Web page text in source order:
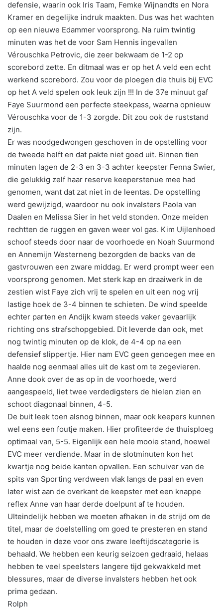
defensie, waarin ook Iris Taam, Femke Wijnandts en Nora
Kramer en degelijke indruk maakten. Dus was het wachten
op een nieuwe Edammer voorsprong. Na ruim twintig
minuten was het de voor Sam Hennis ingevallen
Vérouschka Petrovic, die zeer bekwaam de 1-2 op
scorebord zette. En ditmaal was er op het A veld een echt
werkend scorebord. Zou voor de ploegen die thuis bij EVC
op het A veld spelen ook leuk zijn !!! In de 37e minuut gaf
Faye Suurmond een perfecte steekpass, waarna opnieuw
Vérouschka voor de 1-3 zorgde. Dit zou ook de ruststand
zijn.
Er was noodgedwongen geschoven in de opstelling voor
de tweede helft en dat pakte niet goed uit. Binnen tien
minuten lagen de 2-3 en 3-3 achter keepster Fenna Swier,
die gelukkig zelf haar reserve keeperstenue mee had
genomen, want dat zat niet in de leentas. De opstelling
werd gewijzigd, waardoor nu ook invalsters Paola van
Daalen en Melissa Sier in het veld stonden. Onze meiden
rechtten de ruggen en gaven weer vol gas. Kim Uijlenhoed
schoof steeds door naar de voorhoede en Noah Suurmond
en Annemijn Westerneng bezorgden de backs van de
gastvrouwen een zware middag. Er werd prompt weer een
voorsprong genomen. Met sterk kap en draaiwerk in de
zestien wist Faye zich vrij te spelen en uit een nog vrij
lastige hoek de 3-4 binnen te schieten. De wind speelde
echter parten en Andijk kwam steeds vaker gevaarlijk
richting ons strafschopgebied. Dit leverde dan ook, met
nog twintig minuten op de klok, de 4-4 op na een
defensief slippertje. Hier nam EVC geen genoegen mee en
haalde nog eenmaal alles uit de kast om te zegevieren.
Anne dook over de as op in de voorhoede, werd
aangespeeld, liet twee verdedigsters de hielen zien en
schoot diagonaal binnen, 4-5.
De buit leek toen alsnog binnen, maar ook keepers kunnen
wel eens een foutje maken. Hier profiteerde de thuisploeg
optimaal van, 5-5. Eigenlijk een hele mooie stand, hoewel
EVC meer verdiende. Maar in de slotminuten kon het
kwartje nog beide kanten opvallen. Een schuiver van de
spits van Sporting verdween vlak langs de paal en even
later wist aan de overkant de keepster met een knappe
reflex Anne van haar derde doelpunt af te houden.
UIteindelijk hebben we moeten afhaken in de strijd om de
titel, maar de doelstelling om goed te presteren en stand
te houden in deze voor ons zware leeftijdscategorie is
behaald. We hebben een keurig seizoen gedraaid, helaas
hebben te veel speelsters langere tijd gekwakkeld met
blessures, maar de diverse invalsters hebben het ook
prima gedaan.
Rolph